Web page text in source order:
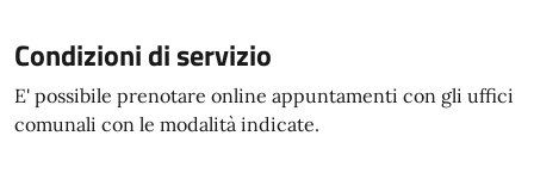
Condizioni di servizio
E' possibile prenotare online appuntamenti con gli uffici
comunali con le modalità indicate.